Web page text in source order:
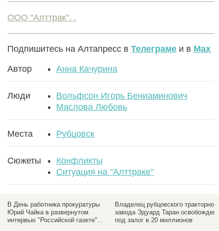
ООО "Алттрак". .
Подпишитесь на Алтапресс в Телеграме и в Max
Автор Анна Качурина
Люди
Вольфсон Игорь Бениаминович
Маслова Любовь
Места Рубцовск
Сюжеты
Конфликты
Ситуация на "Алттраке"
В День работника прокуратуры
Юрий Чайка в развернутом
интервью "Российской газете"
Владелец рубцовского
завода Эдуард Таран освобожден
под залог в 20 миллионов